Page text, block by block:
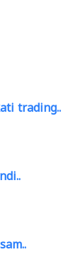
trading..